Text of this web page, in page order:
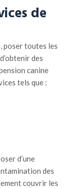
de
poser toutes les
des
canine
tels que :
d’une
des
couvrir les